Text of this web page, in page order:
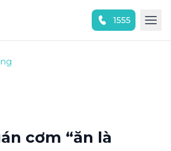
1555
cơm “ăn là